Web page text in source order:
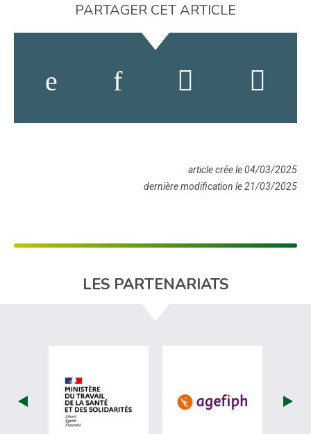
PARTAGER CET ARTICLE
article crée le 04/03/2025
dernière modification le 21/03/2025
LES PARTENARIATS
visiter les site de Ministère du travail
visiter les